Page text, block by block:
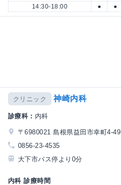
14:30-18:00
● ●
クリニック 神崎内科
診療科： 内科
〒6980021 島根県益田市幸町4-49
0856-23-4535
大下市バス停より0分
内科 診療時間